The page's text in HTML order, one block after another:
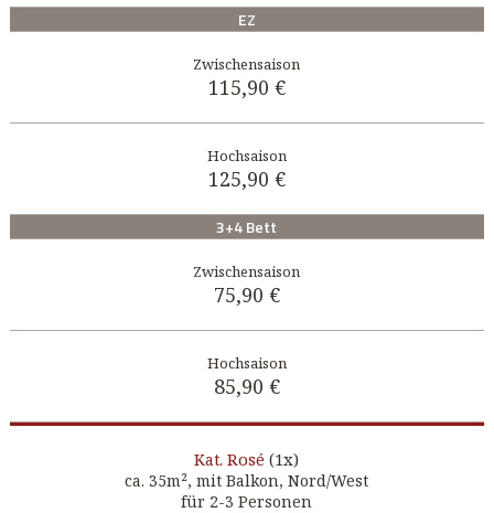
EZ
115,90 €
125,90 €
3+4 Bett
75,90 €
85,90 €
Kat.Rosé (1x)
ca. 35m², mit Balkon, Nord/West
für 2-3 Personen